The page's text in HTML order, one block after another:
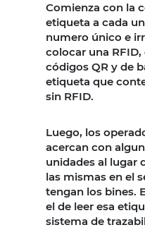
Comienza con la
etiqueta a cada
numero único e
colocar una
códigos QR y de
etiqueta que
sin RFID.
Luego, los
acercan con
unidades al lugar
las mismas en el
tengan los bines.
el de leer esa
sistema de